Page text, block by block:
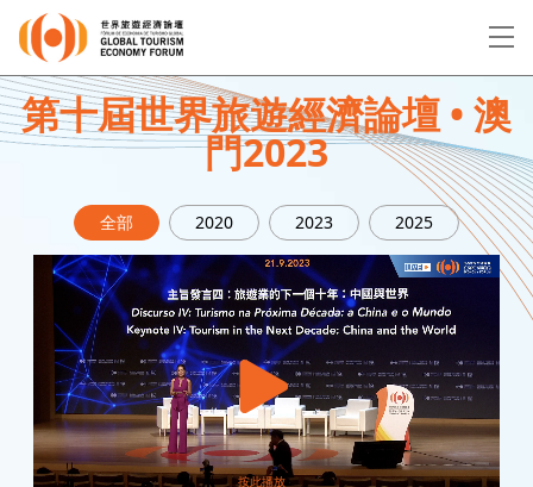
EN 繁 简
關於論壇
論壇議程
演講者
第十屆世界旅遊經濟論壇 • 澳
門2023
全部 2020 2023 2025